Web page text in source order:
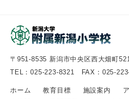
〒951-8535 新潟市中央区西大畑町
TEL：025-223-8321 FAX：025-
ホーム 教育目標 施設案内